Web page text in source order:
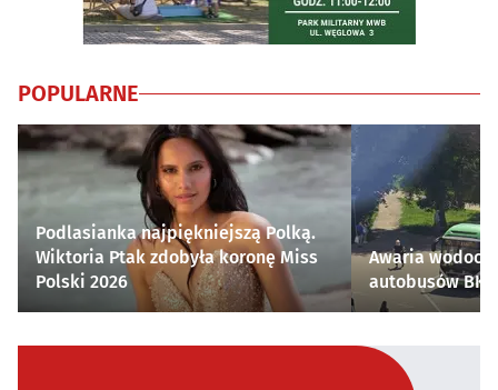
POPULARNE
Podlasianka najpiękniejszą Polką.
Wiktoria Ptak zdobyła koronę Miss
Polski 2026
Awaria
autobusów